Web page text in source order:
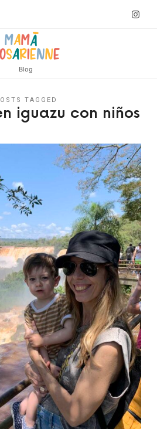
Blog
TAGGED
iguazu con niños